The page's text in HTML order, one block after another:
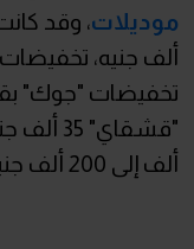
موديلات
ألف إلى 200 ألف جنيه.